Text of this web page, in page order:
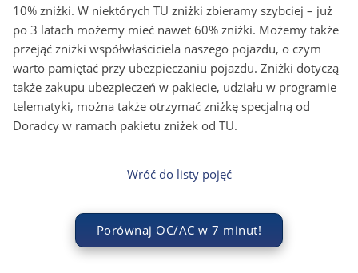
10% zniżki. W niektórych TU zniżki zbieramy szybciej – już
po 3 latach możemy mieć nawet 60% zniżki. Możemy także
przejąć zniżki współwłaściciela naszego pojazdu, o czym
warto pamiętać przy ubezpieczaniu pojazdu. Zniżki dotyczą
także zakupu ubezpieczeń w pakiecie, udziału w programie
telematyki, można także otrzymać zniżkę specjalną od
Doradcy w ramach pakietu zniżek od TU.
Wróć do listy pojęć
Porównaj OC/AC w 7 minut!